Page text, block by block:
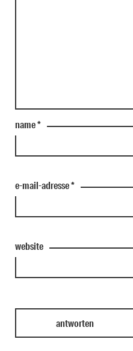
name*
e-mail-adresse*
website